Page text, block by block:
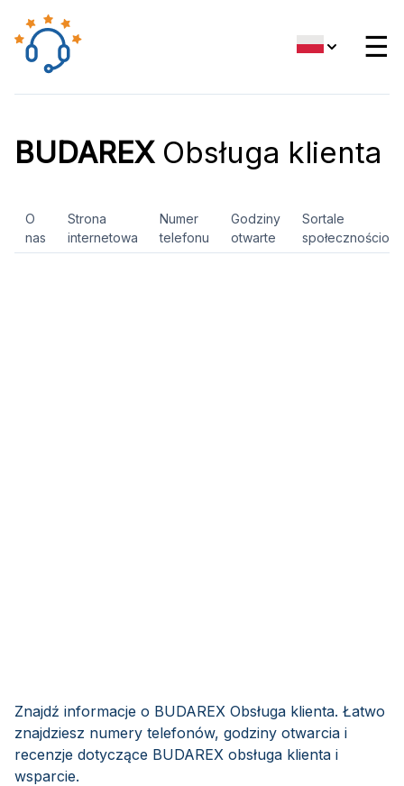
☰
BUDAREXObsługa klienta
O
nas
Strona
internetowa
Numer
telefonu
Godziny
otwarte
Sortale
Znajdź informacje o BUDAREX Obsługa klienta. Łatwo
znajdziesz numery telefonów, godziny otwarcia i
recenzje dotyczące BUDAREX obsługa klienta i
wsparcie.